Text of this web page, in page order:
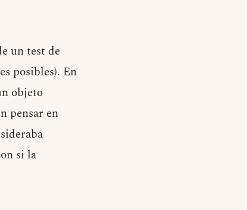
un test de
posibles). En
objeto
pensar en
si la